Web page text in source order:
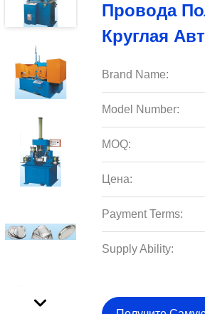
Провода
Круглая
Brand Name:
Model Number:
MOQ:
Цена:
Payment Terms:
Supply Ability: